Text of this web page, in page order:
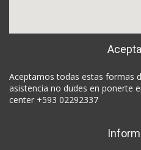
Aceptamos todas estas formas
asistencia no dudes en ponerte
center +593 02292337